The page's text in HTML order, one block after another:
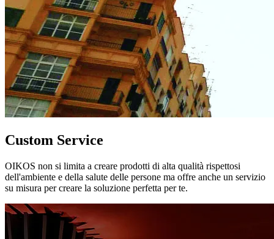
Custom Service
OIKOS non si limita a creare prodotti di alta qualità rispettosi
dell'ambiente e della salute delle persone ma offre anche un servizio
su misura per creare la soluzione perfetta per te.